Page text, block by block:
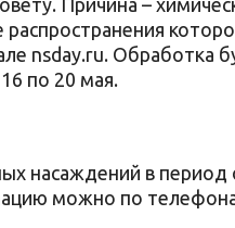
Причина –
nsday.ru. Обработка
по 20 мая.
насаждений в период
можно по